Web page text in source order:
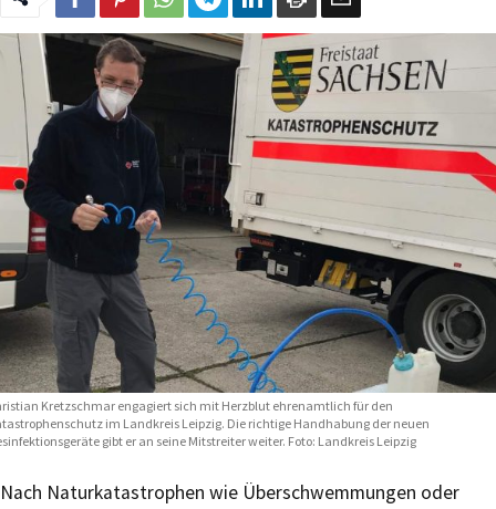
Kretzschmar engagiert sich mit Herzblut ehrenamtlich für den
im Landkreis Leipzig. Die richtige Handhabung der neuen
gibt er an seine Mitstreiter weiter. Foto: Landkreis Leipzig
Nach Naturkatastrophen wie Überschwemmungen oder